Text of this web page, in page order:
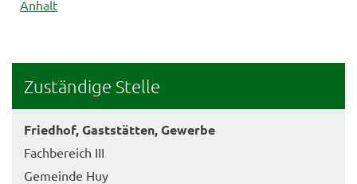
Anhalt
Zuständige Stelle
Friedhof, Gaststätten, Gewerbe
Fachbereich III
Gemeinde Huy